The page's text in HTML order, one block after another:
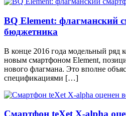
BQ Element: флагманский
бюджетника
В конце 2016 года модельный ряд
новым смартфоном Element,
нового флагмана. Это вполне
спецификациями […]